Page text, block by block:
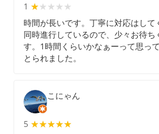
1 ★★★★★
★
時間が長いです。丁寧に対応はして
同時進行しているので、少々お待ち
す。1時間くらいかなぁーって思っ
とられました。
こにゃん
5 ★★★★★
★★★★★